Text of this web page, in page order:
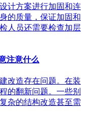
计方案进行加固和连
的质量，保证加固和
人员还需要检查加层
注意什么
改造存在问题。在装
的翻新问题。一些别
杂的结构改造甚至需